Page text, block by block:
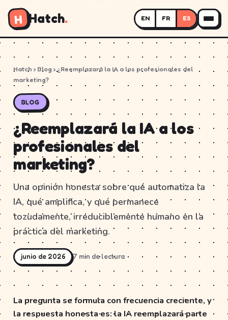
H Hatch. EN FR ES
Hatch › Blog › ¿Reemplazará la IA a los profesionales del
marketing?
BLOG
¿Reemplazará la IA a los
profesionales del
marketing?
Una opinión honesta sobre qué automatiza la
IA, qué amplifica, y qué permanece
tozudamente, irreduciblemente humano en la
práctica del marketing.
junio de 2026 7 min de lectura
La pregunta se formula con frecuencia creciente, y
la respuesta honesta es: la IA reemplazará parte